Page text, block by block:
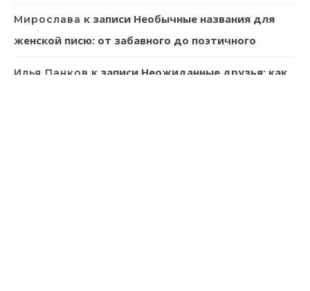
Мирослава к записи Необычные названия для
женской писю: от забавного до поэтичного
Илья Панков к записи Неожиданные друзья: как